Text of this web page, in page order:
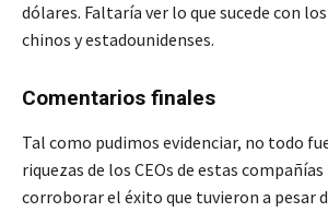
dólares. Faltaría ver lo que sucede con
chinos y estadounidenses.
Comentarios finales
Tal como pudimos evidenciar, no todo
riquezas de los CEOs de estas
corroborar el éxito que tuvieron a pesar